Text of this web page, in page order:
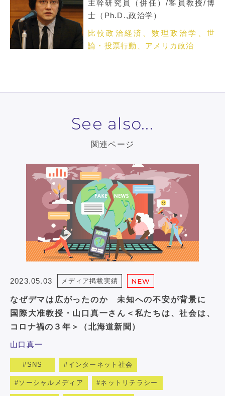
主幹研究員（併任）/客員教授/博
士（Ph.D.,政治学）
比較政治経済、数理政治学、世
論・投票行動、アメリカ政治
See also...
関連ページ
2023.05.03 メディア掲載実績 NEW
なぜデマは広がったのか 未知への不安が背景に
国際大准教授・山口真一さん＜私たちは、社会は、
コロナ禍の３年＞（北海道新聞）
山口真一
SNS インターネット社会
ソーシャルメディア ネットリテラシー